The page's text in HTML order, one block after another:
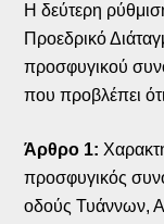
Η δεύτερη
Προεδρικό
προσφυγικού
που προβλέπει
Άρθρο 1:
προσφυγικός
οδούς Τυάννων,